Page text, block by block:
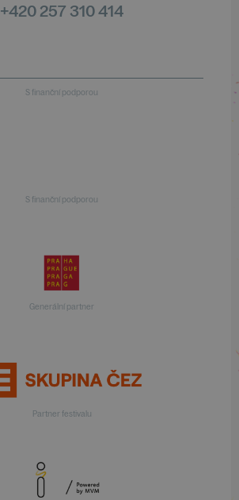
+420 257 310 414
S finanční podporou
S finanční podporou
Generální partner
Partner festivalu